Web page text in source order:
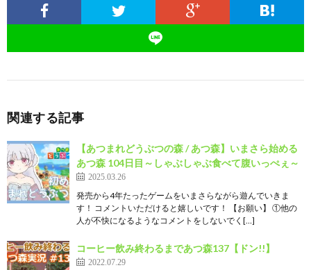
関連する記事
【あつまれどうぶつの森 / あつ森】いまさら始める
あつ森 104日目～しゃぶしゃぶ食べて腹いっぺぇ～
2025.03.26
発売から4年たったゲームをいまさらながら遊んでいきま
す！ コメントいただけると嬉しいです！ 【お願い】 ①他の
人が不快になるようなコメントをしないでく[…]
コーヒー飲み終わるまであつ森137【ドン!!】
2022.07.29